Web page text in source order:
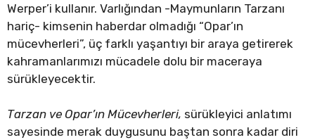
Werper’i kullanır. Varlığından -Maymunların Tarzanı
hariç- kimsenin haberdar olmadığı “Opar’ın
mücevherleri”, üç farklı yaşantıyı bir araya getirerek
kahramanlarımızı mücadele dolu bir maceraya
sürükleyecektir.
Tarzan ve Opar’ın Mücevherleri, sürükleyici anlatımı
sayesinde merak duygusunu baştan sonra kadar diri